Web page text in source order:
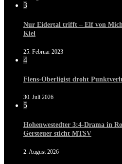
3
Nur Eidertal trifft – Elf von
Kiel
25. Februar 2023
4
Flens-Oberligist droht
30. Juli 2026
5
Hohenwestedter 3:4-Drama in
Gersteuer sticht MTSV
2. August 2026